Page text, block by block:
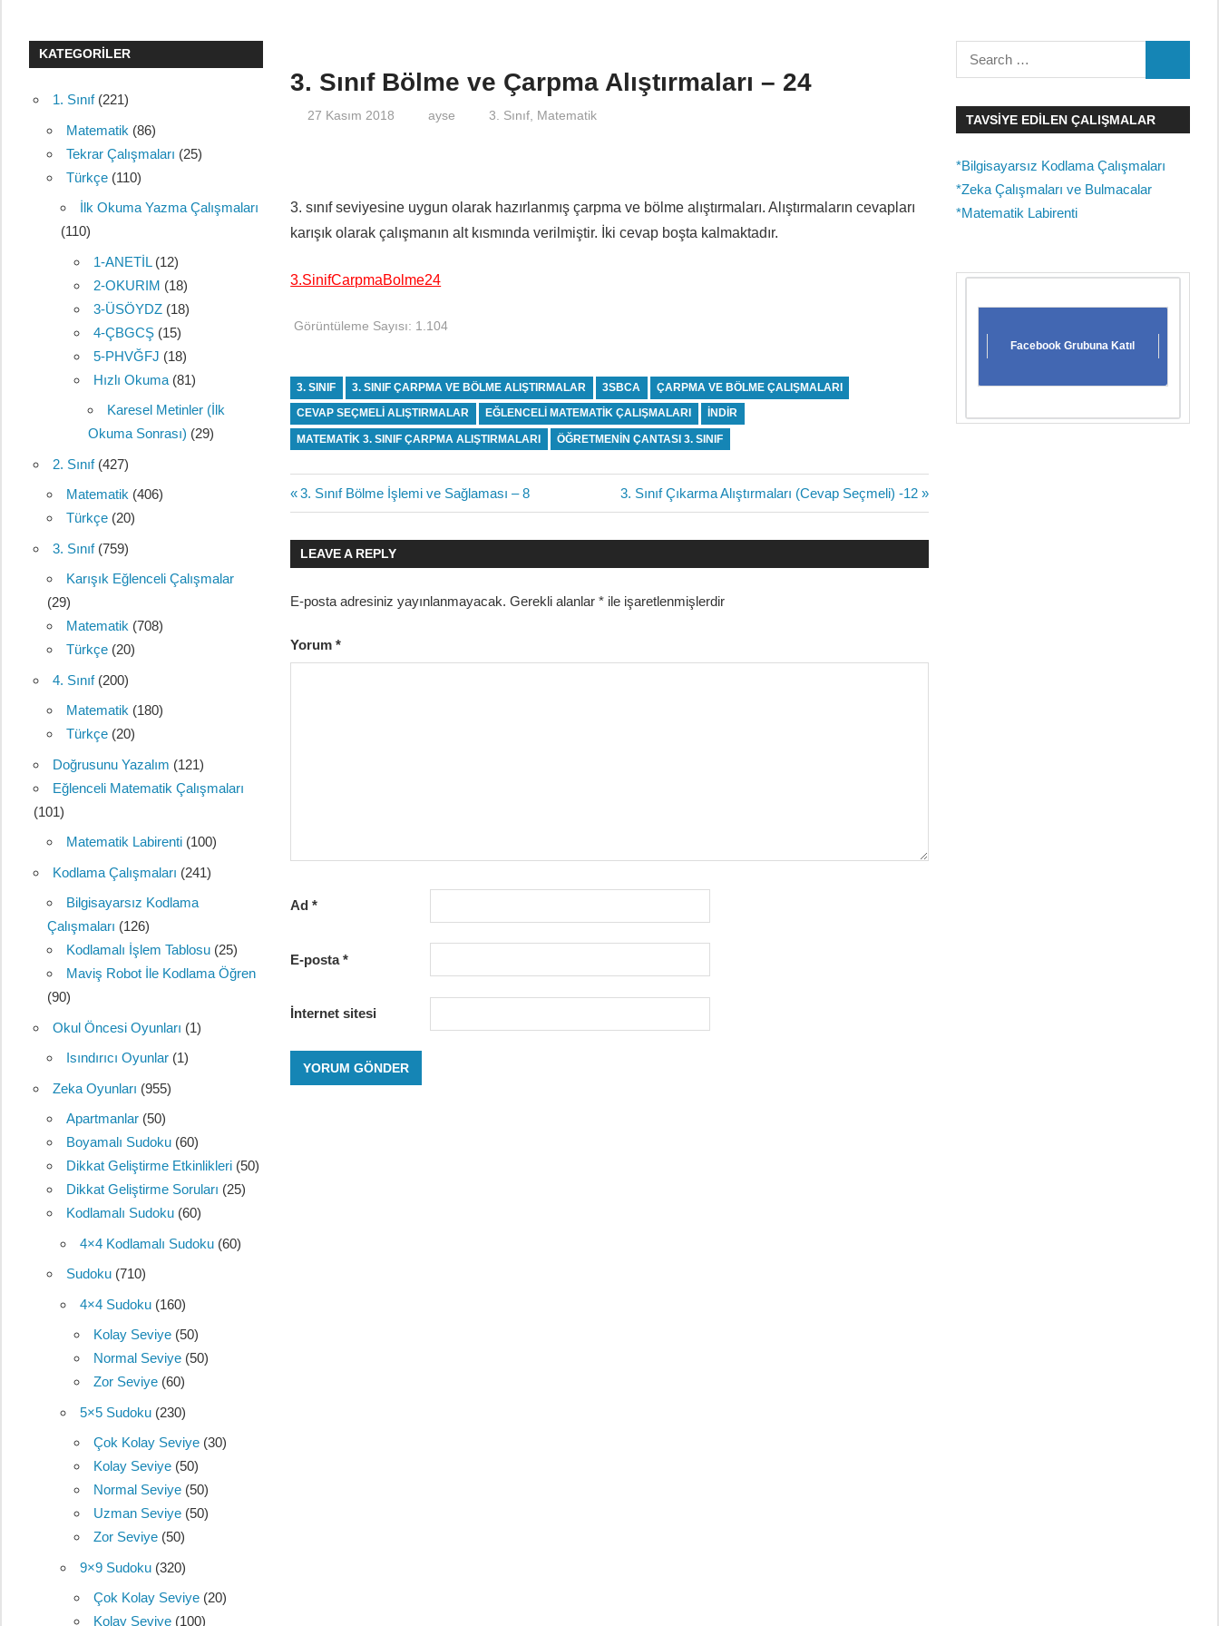
3. Sınıf Bölme ve Çarpma Alıştırmaları – 24
27 Kasım 2018 ayse 3. Sınıf, Matematik
3. sınıf seviyesine uygun olarak hazırlanmış çarpma ve bölme alıştırmaları. Alıştırmaların cevapları
karışık olarak çalışmanın alt kısmında verilmiştir. İki cevap boşta kalmaktadır.
3.SinifCarpmaBolme24
Görüntüleme Sayısı: 1.104
3. SINIF 3. SINIF ÇARPMA VE BÖLME ALIŞTIRMALAR 3SBCA ÇARPMA VE BÖLME ÇALIŞMALARI
CEVAP SEÇMELI ALIŞTIRMALAR EĞLENCELI MATEMATIK ÇALIŞMALARI INDIR
MATEMATIK 3. SINIF ÇARPMA ALIŞTIRMALARI ÖĞRETMENIN ÇANTASI 3. SINIF
Yazı
gezinmesi
Previous
Post:
3. Sınıf Bölme İşlemi ve Sağlaması – 8
Next
Post:
3. Sınıf Çıkarma Alıştırmaları (Cevap Seçmeli) -12
LEAVE A REPLY
E-posta adresiniz yayınlanmayacak. Gerekli alanlar* ile işaretlenmişlerdir
Yorum*
Ad*
E-posta*
İnternet sitesi
KATEGORILER
1. Sınıf(221)
Matematik (86)
Tekrar Çalışmaları (25)
Türkçe(110)
İlk Okuma Yazma Çalışmaları
(110)
1-ANETİL(12)
2-OKURIM (18)
3-ÜSÖYDZ(18)
4-ÇBGCŞ(15)
5-PHVĞFJ (18)
Hızlı Okuma(81)
Karesel Metinler (İlk
Okuma Sonrası) (29)
2. Sınıf(427)
Matematik(406)
Türkçe(20)
3. Sınıf(759)
Karışık Eğlenceli Çalışmalar
(29)
Matematik(708)
Türkçe(20)
4. Sınıf(200)
Matematik(180)
Türkçe(20)
Doğrusunu Yazalım (121)
Eğlenceli Matematik Çalışmaları
(101)
Matematik Labirenti(100)
Kodlama Çalışmaları (241)
Bilgisayarsız Kodlama
Çalışmaları (126)
Kodlamalı İşlem Tablosu(25)
Maviş Robot İle Kodlama Öğren
(90)
Okul Öncesi Oyunları (1)
Isındırıcı Oyunlar(1)
Zeka Oyunları (955)
Apartmanlar(50)
Boyamalı Sudoku(60)
Dikkat Geliştirme Etkinlikleri(50)
Dikkat Geliştirme Soruları (25)
Kodlamalı Sudoku(60)
4×4 Kodlamalı Sudoku(60)
Sudoku(710)
4×4 Sudoku(160)
Kolay Seviye(50)
Normal Seviye(50)
Zor Seviye(60)
5×5 Sudoku(230)
Çok Kolay Seviye(30)
Kolay Seviye(50)
Normal Seviye(50)
Uzman Seviye(50)
Zor Seviye(50)
9×9 Sudoku(320)
Çok Kolay Seviye(20)
Kolay Seviye(100)
Search
for:
TAVSIYE EDILEN ÇALIŞMALAR
*Bilgisayarsız Kodlama Çalışmaları
*Zeka Çalışmaları ve Bulmacalar
*Matematik Labirenti
Facebook Grubuna Katıl